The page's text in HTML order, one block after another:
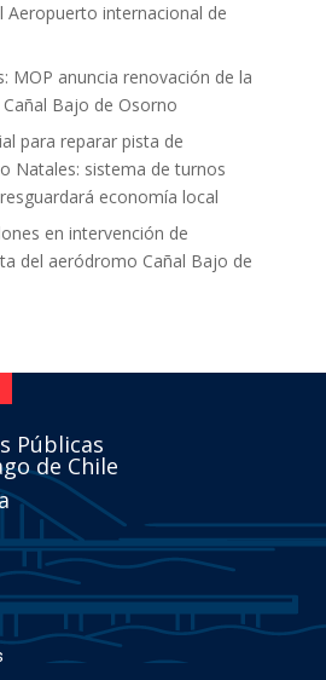
Aeropuerto internacional de
MOP anuncia renovación de la
Bajo de Osorno
para reparar pista de
Natales: sistema de turnos
economía local
en intervención de
del aeródromo Cañal Bajo de
Públicas
de Chile